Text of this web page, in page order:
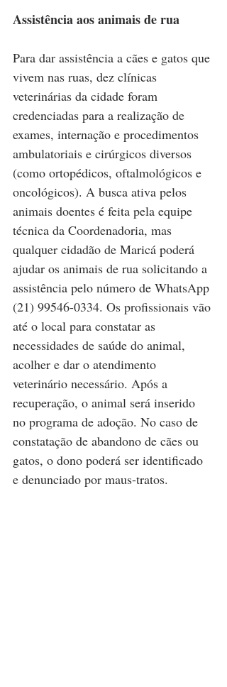
Assistência aos animais de rua
Para dar assistência a cães e gatos que
vivem nas ruas, dez clínicas
veterinárias da cidade foram
credenciadas para a realização de
exames, internação e procedimentos
ambulatoriais e cirúrgicos diversos
(como ortopédicos, oftalmológicos e
oncológicos). A busca ativa pelos
animais doentes é feita pela equipe
técnica da Coordenadoria, mas
qualquer cidadão de Maricá poderá
ajudar os animais de rua solicitando a
assistência pelo número de WhatsApp
(21) 99546-0334. Os profissionais vão
até o local para constatar as
necessidades de saúde do animal,
acolher e dar o atendimento
veterinário necessário. Após a
recuperação, o animal será inserido
no programa de adoção. No caso de
constatação de abandono de cães ou
gatos, o dono poderá ser identificado
e denunciado por maus-tratos.